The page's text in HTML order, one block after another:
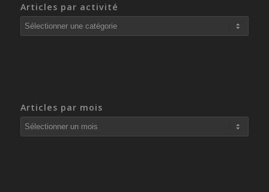
Articles par activité
Articles
par
Articles par mois